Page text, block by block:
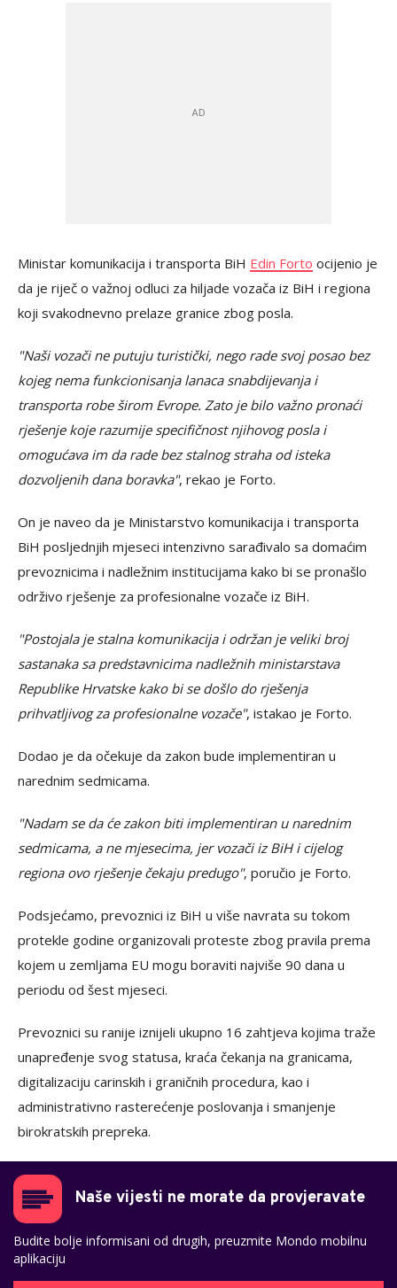
Ministar komunikacija i transporta BiH Edin Forto ocijenio je
da je riječ o važnoj odluci za hiljade vozača iz BiH i regiona
koji svakodnevno prelaze granice zbog posla.
"Naši vozači ne putuju turistički, nego rade svoj posao bez
kojeg nema funkcionisanja lanaca snabdijevanja i
transporta robe širom Evrope. Zato je bilo važno pronaći
rješenje koje razumije specifičnost njihovog posla i
omogućava im da rade bez stalnog straha od isteka
dozvoljenih dana boravka", rekao je Forto.
On je naveo da je Ministarstvo komunikacija i transporta
BiH posljednjih mjeseci intenzivno sarađivalo sa domaćim
prevoznicima i nadležnim institucijama kako bi se pronašlo
održivo rješenje za profesionalne vozače iz BiH.
"Postojala je stalna komunikacija i održan je veliki broj
sastanaka sa predstavnicima nadležnih ministarstava
Republike Hrvatske kako bi se došlo do rješenja
prihvatljivog za profesionalne vozače", istakao je Forto.
Dodao je da očekuje da zakon bude implementiran u
narednim sedmicama.
"Nadam se da će zakon biti implementiran u narednim
sedmicama, a ne mjesecima, jer vozači iz BiH i cijelog
regiona ovo rješenje čekaju predugo", poručio je Forto.
Podsjećamo, prevoznici iz BiH u više navrata su tokom
protekle godine organizovali proteste zbog pravila prema
kojem u zemljama EU mogu boraviti najviše 90 dana u
periodu od šest mjeseci.
Prevoznici su ranije iznijeli ukupno 16 zahtjeva kojima traže
unapređenje svog statusa, kraća čekanja na granicama,
digitalizaciju carinskih i graničnih procedura, kao i
administrativno rasterećenje poslovanja i smanjenje
birokratskih prepreka.
Naše vijesti ne morate da provjeravate
Budite bolje informisani od drugih, preuzmite Mondo mobilnu
aplikaciju